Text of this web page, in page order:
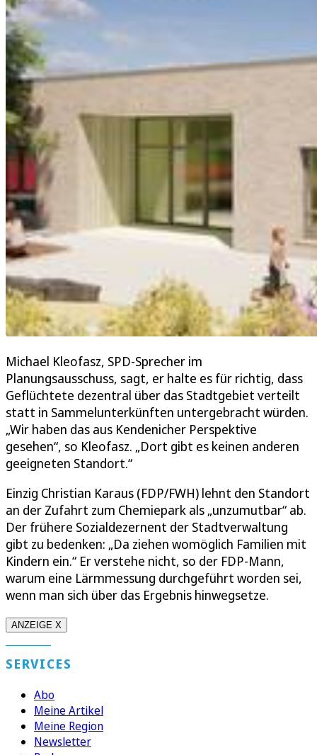
Michael Kleofasz, SPD-Sprecher im
Planungsausschuss, sagt, er halte es für richtig, dass
Geflüchtete dezentral über das Stadtgebiet verteilt
statt in Sammelunterkünften untergebracht würden.
„Wir haben das aus Kendenicher Perspektive
gesehen“, so Kleofasz. „Dort gibt es keinen anderen
geeigneten Standort.“
Einzig Christian Karaus (FDP/FWH) lehnt den Standort
an der Zufahrt zum Chemiepark als „unzumutbar“ ab.
Der frühere Sozialdezernent der Stadtverwaltung
gibt zu bedenken: „Da ziehen womöglich Familien mit
Kindern ein.“ Er verstehe nicht, so der FDP-Mann,
warum eine Lärmmessung durchgeführt worden sei,
wenn man sich über das Ergebnis hinwegsetze.
ANZEIGE X
SERVICES
Abo
Meine Artikel
Meine Region
Newsletter